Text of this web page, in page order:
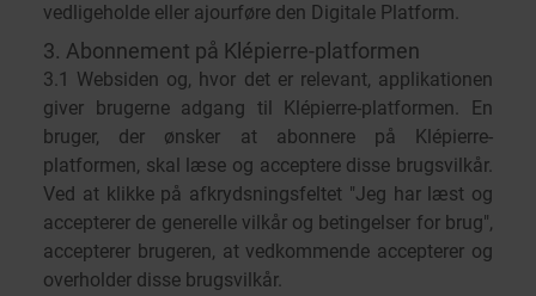
vedligeholde eller ajourføre den Digitale Platform.
3. Abonnement på Klépierre-platformen
3.1 Websiden og, hvor det er relevant, applikationen
giver brugerne adgang til Klépierre-platformen. En
bruger, der ønsker at abonnere på Klépierre-
platformen, skal læse og acceptere disse brugsvilkår.
Ved at klikke på afkrydsningsfeltet "Jeg har læst og
accepterer de generelle vilkår og betingelser for brug",
accepterer brugeren, at vedkommende accepterer og
overholder disse brugsvilkår.